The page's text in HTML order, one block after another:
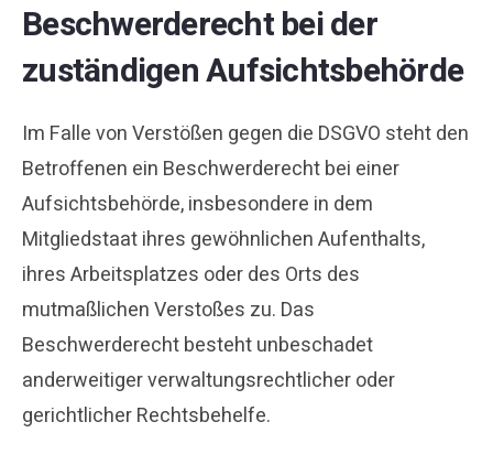
Beschwerde­recht bei der
zuständigen Aufsichts­behörde
Im Falle von Verstößen gegen die DSGVO steht den
Betroffenen ein Beschwerderecht bei einer
Aufsichtsbehörde, insbesondere in dem
Mitgliedstaat ihres gewöhnlichen Aufenthalts,
ihres Arbeitsplatzes oder des Orts des
mutmaßlichen Verstoßes zu. Das
Beschwerderecht besteht unbeschadet
anderweitiger verwaltungsrechtlicher oder
gerichtlicher Rechtsbehelfe.